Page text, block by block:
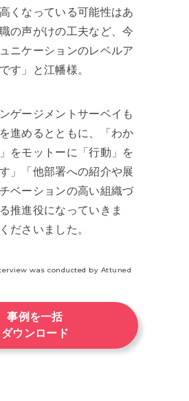
くなっている可能性はあ
の声がけの工夫など、今
ニケーションのレベルア
す」と江幡様。
ゲージメントサーベイも
進めるとともに、「わか
をモットーに「行動」を
」「他部署への紹介や展
ベーションの高い組織づ
推進役になっていきま
ださいました。
was conducted by Attuned
事例を一括
ダウンロード